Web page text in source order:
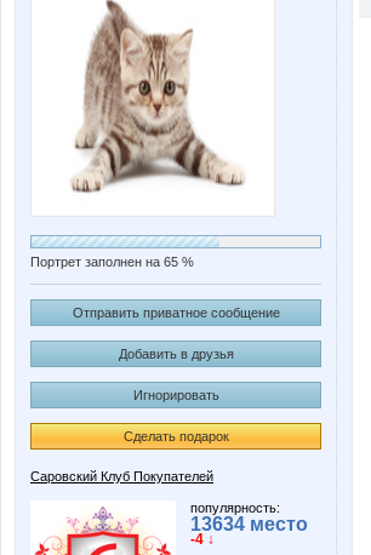
Портрет заполнен на 65 %
Отправить приватное сообщение
Добавить в друзья
Игнорировать
Сделать подарок
Саровский Клуб Покупателей
популярность:
13634 место
-4 ↓